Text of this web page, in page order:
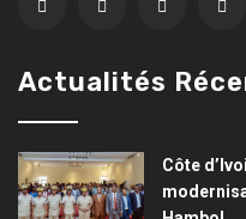
Actualités
Côte